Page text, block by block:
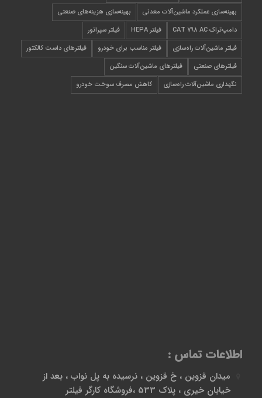
بهینه‌سازی عملکرد ماشین‌آلات معدنی
بهینه‌سازی هزینه‌های صنعتی
دامپ‌تراک CAT 798 AC
فیلتر HEPA
فیلتر سپراتور
فیلتر ماشین‌آلات راه‌سازی
فیلتر مناسب برای خودرو
فیلترهای داست کالکتور
فیلترهای صنعتی
فیلترهای ماشین‌آلات سنگین
نگهداری ماشین‌آلات راه‌سازی
کاهش مصرف سوخت خودرو
اطلاعات تماس :
میدان قزوین ، خ قزوین ، نرسیده به پل نواب ، بعد از
خیابان خیری ، پلاک 533 ،فروشگاه کارگر فیلتر